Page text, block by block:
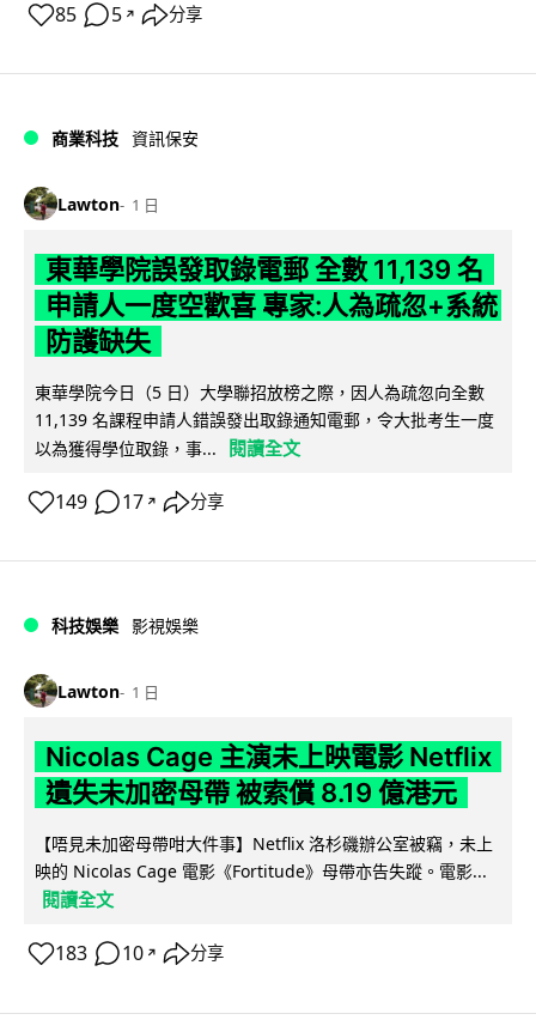
85 5 ↗ 分享
商業科技 資訊保安
Lawton 1 日
東華學院誤發取錄電郵 全數 11,139 名
申請人一度空歡喜 專家:人為疏忽+系統
防護缺失
東華學院今日（5 日）大學聯招放榜之際，因人為疏忽向全數
11,139 名課程申請人錯誤發出取錄通知電郵，令大批考生一度
以為獲得學位取錄，事...
閱讀全文
149 17 ↗ 分享
科技娛樂 影視娛樂
Lawton 1 日
Nicolas Cage 主演未上映電影 Netflix
遺失未加密母帶 被索償 8.19 億港元
【唔見未加密母帶咁大件事】Netflix 洛杉磯辦公室被竊，未上
映的 Nicolas Cage 電影《Fortitude》母帶亦告失蹤。電影...
閱讀全文
183 10 ↗ 分享